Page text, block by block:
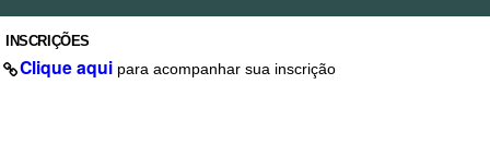
INSCRIÇÕES
Clique aqui para acompanhar sua inscrição